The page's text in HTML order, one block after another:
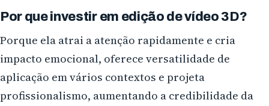
Por que investir em edição de vídeo 3D?
Porque ela atrai a atenção rapidamente e cria
impacto emocional, oferece versatilidade de
aplicação em vários contextos e projeta
profissionalismo, aumentando a credibilidade da